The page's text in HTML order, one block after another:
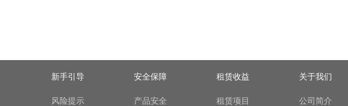
新手引导
风险提示
安全保障
产品安全
租赁收益
租赁项目
关于我们
公司简介